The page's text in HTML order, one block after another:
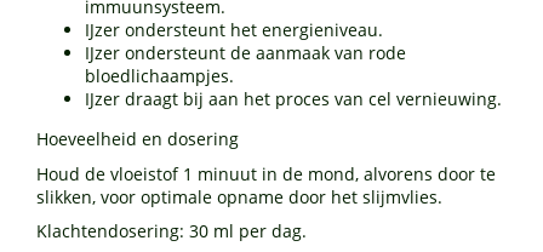
immuunsysteem.
IJzer ondersteunt het energieniveau.
IJzer ondersteunt de aanmaak van rode
bloedlichaampjes.
IJzer draagt bij aan het proces van cel vernieuwing.
Hoeveelheid en dosering
Houd de vloeistof 1 minuut in de mond, alvorens door te
slikken, voor optimale opname door het slijmvlies.
Klachtendosering: 30 ml per dag.